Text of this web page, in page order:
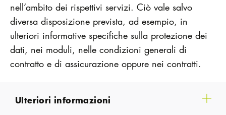
nell’ambito dei rispettivi servizi. Ciò vale salvo
diversa disposizione prevista, ad esempio, in
ulteriori informative specifiche sulla protezione dei
dati, nei moduli, nelle condizioni generali di
contratto e di assicurazione oppure nei contratti.
Ulteriori informazioni